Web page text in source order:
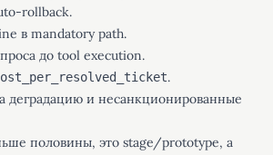
rollback.
в mandatory path.
до tool execution.
.
деградацию и несанкционированные
половины, это stage/prototype, а